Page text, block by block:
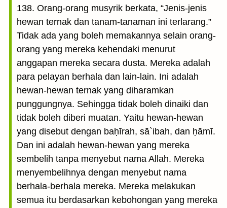
138. Orang-orang musyrik berkata, “Jenis-jenis
hewan ternak dan tanam-tanaman ini terlarang.”
Tidak ada yang boleh memakannya selain orang-
orang yang mereka kehendaki menurut
anggapan mereka secara dusta. Mereka adalah
para pelayan berhala dan lain-lain. Ini adalah
hewan-hewan ternak yang diharamkan
punggungnya. Sehingga tidak boleh dinaiki dan
tidak boleh diberi muatan. Yaitu hewan-hewan
yang disebut dengan baḥīrah, sā`ibah, dan ḥāmī.
Dan ini adalah hewan-hewan yang mereka
sembelih tanpa menyebut nama Allah. Mereka
menyembelihnya dengan menyebut nama
berhala-berhala mereka. Mereka melakukan
semua itu berdasarkan kebohongan yang mereka